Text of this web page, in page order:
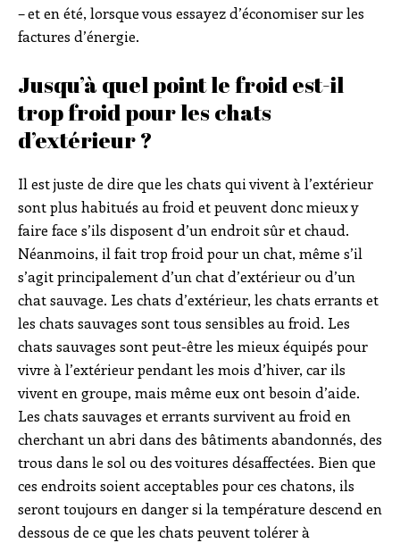
– et en été, lorsque vous essayez d’économiser sur les
factures d’énergie.
Jusqu’à quel point le froid est-il
trop froid pour les chats
d’extérieur ?
Il est juste de dire que les chats qui vivent à l’extérieur
sont plus habitués au froid et peuvent donc mieux y
faire face s’ils disposent d’un endroit sûr et chaud.
Néanmoins, il fait trop froid pour un chat, même s’il
s’agit principalement d’un chat d’extérieur ou d’un
chat sauvage. Les chats d’extérieur, les chats errants et
les chats sauvages sont tous sensibles au froid. Les
chats sauvages sont peut-être les mieux équipés pour
vivre à l’extérieur pendant les mois d’hiver, car ils
vivent en groupe, mais même eux ont besoin d’aide.
Les chats sauvages et errants survivent au froid en
cherchant un abri dans des bâtiments abandonnés, des
trous dans le sol ou des voitures désaffectées. Bien que
ces endroits soient acceptables pour ces chatons, ils
seront toujours en danger si la température descend en
dessous de ce que les chats peuvent tolérer à